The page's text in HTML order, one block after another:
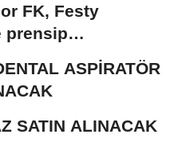
FK, Festy
prensip
vardı
ASPİRATÖR
SATIN ALINACAK